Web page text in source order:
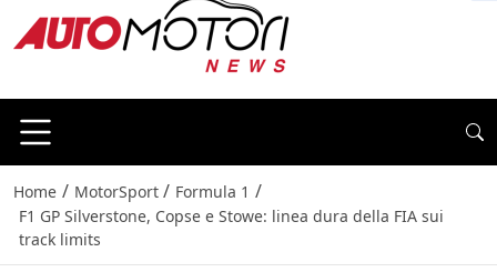
Home / MotorSport / Formula 1 /
F1 GP Silverstone, Copse e Stowe: linea dura della FIA sui
track limits